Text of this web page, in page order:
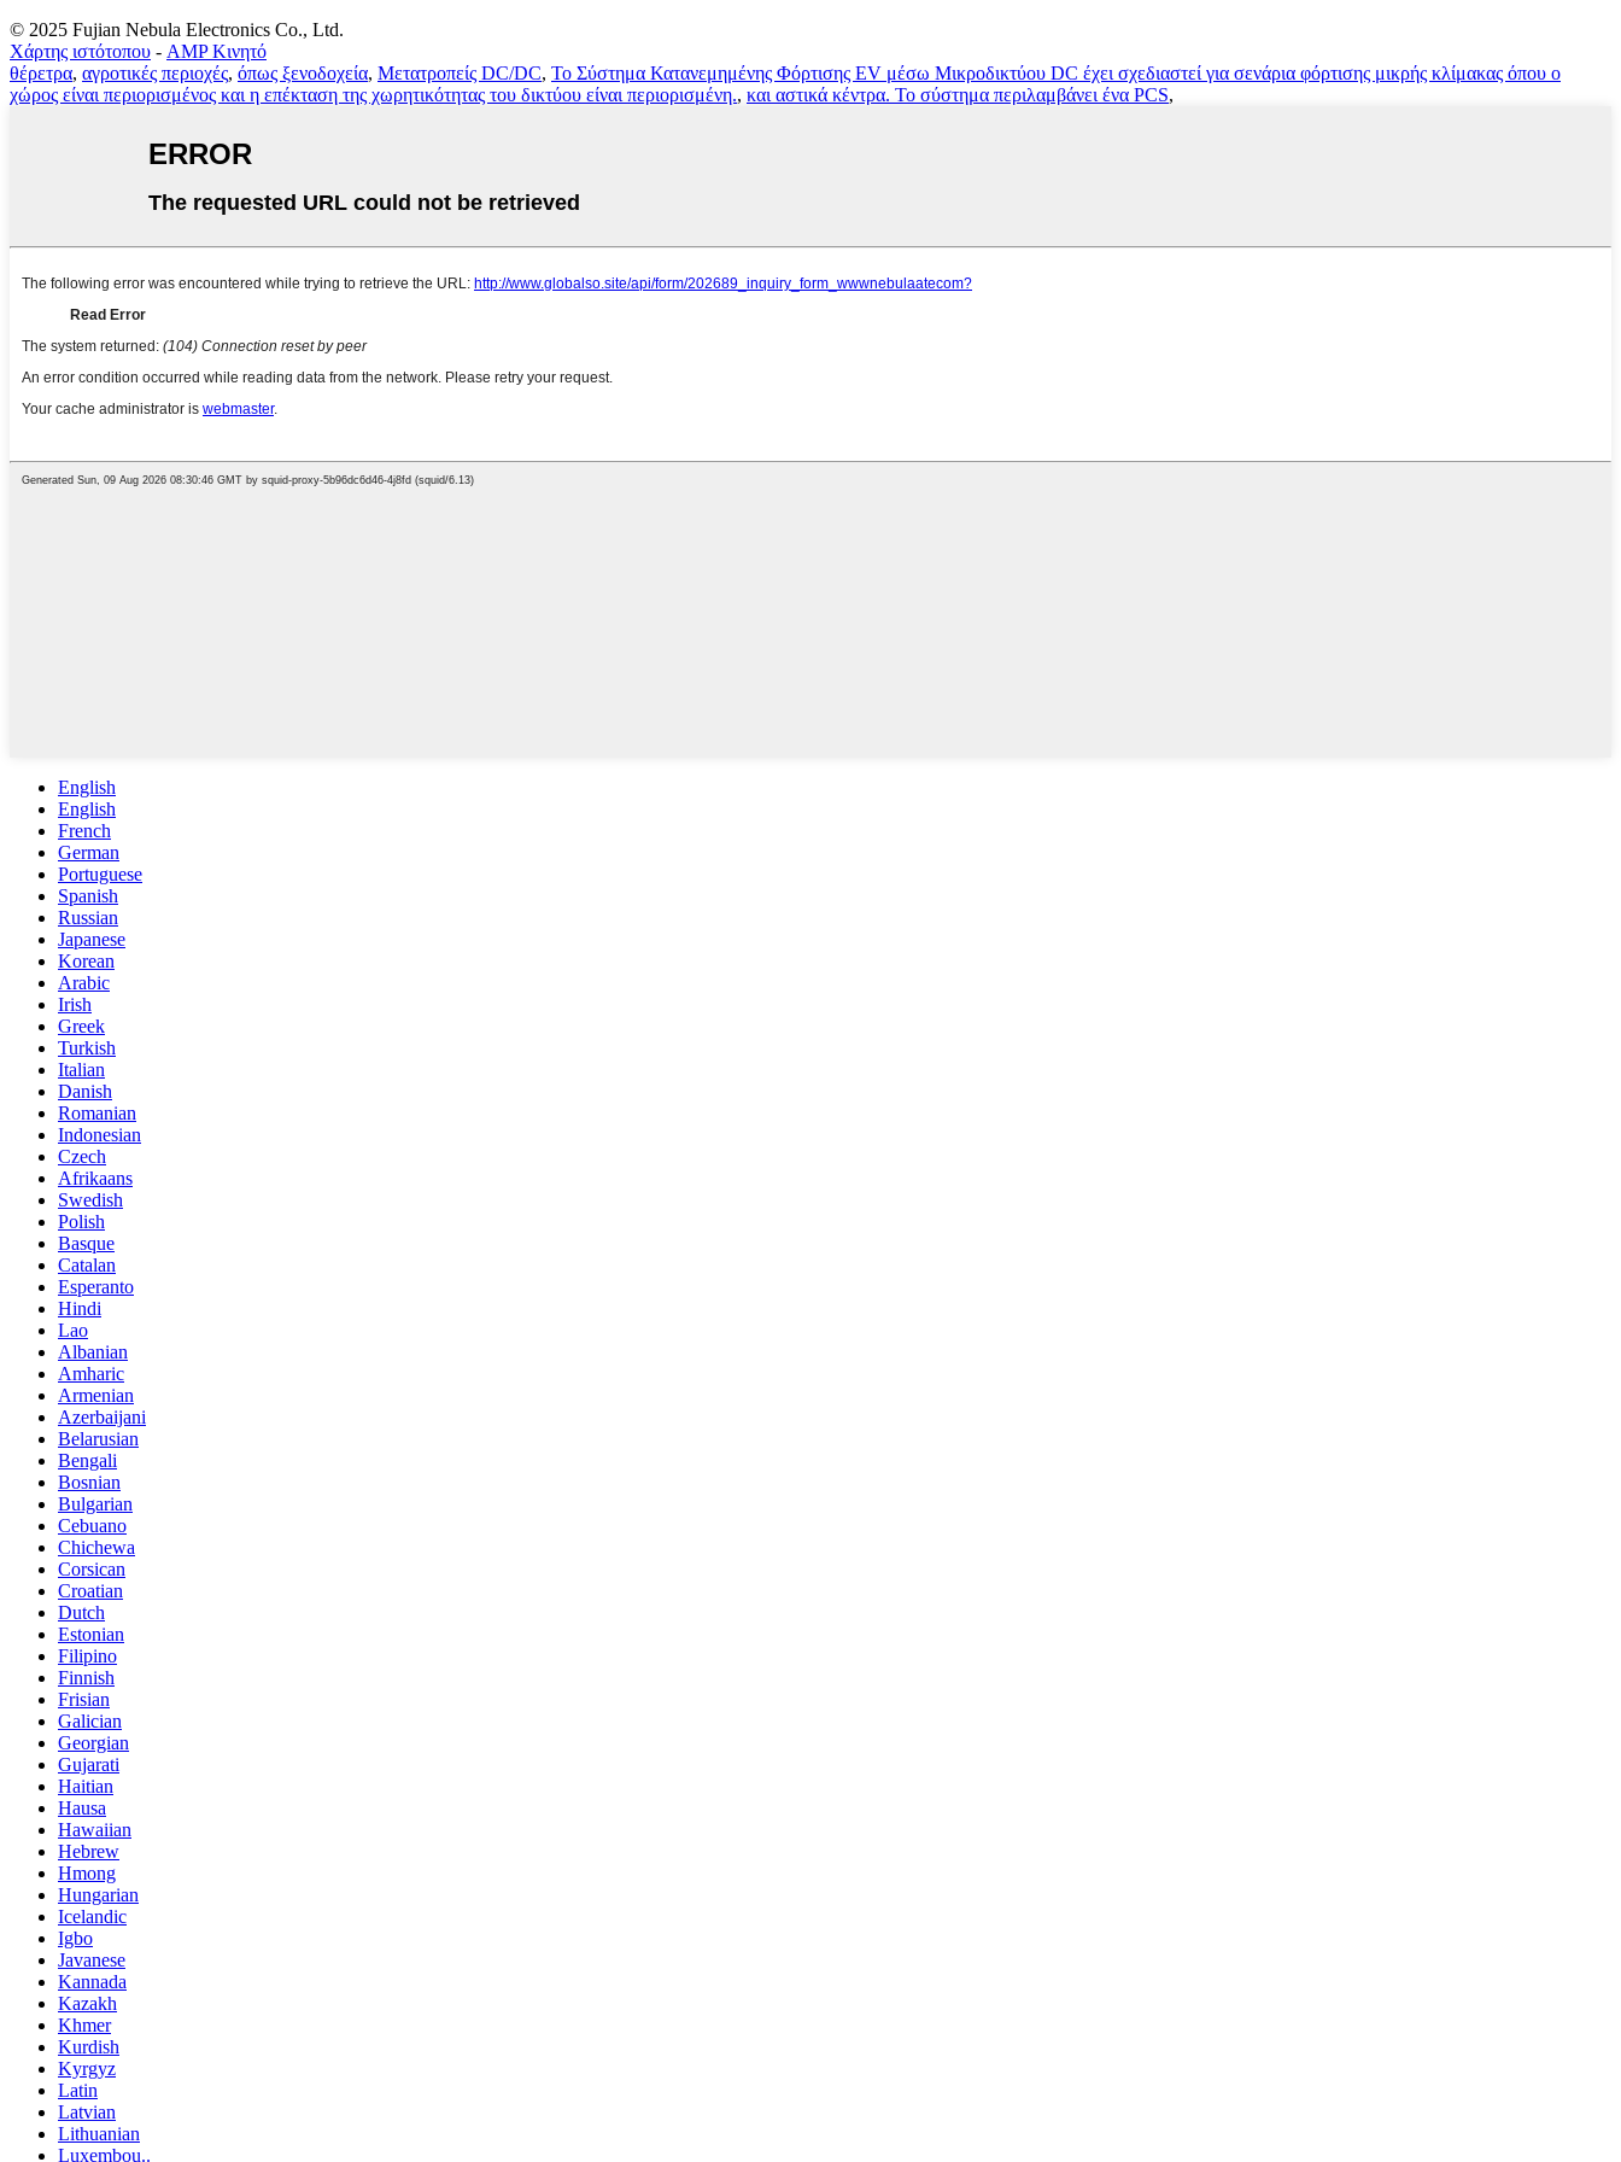
© 2025 Fujian Nebula Electronics Co., Ltd.
Χάρτης ιστότοπου - AMP Κινητό
θέρετρα, αγροτικές περιοχές, όπως ξενοδοχεία, Μετατροπείς DC/DC, Το Σύστημα Κατανεμημένης Φόρτισης EV μέσω Μικροδικτύου DC έχει σχεδιαστεί για σενάρια φόρτισης μικρής κλίμακας όπου ο
χώρος είναι περιορισμένος και η επέκταση της χωρητικότητας του δικτύου είναι περιορισμένη., και αστικά κέντρα. Το σύστημα περιλαμβάνει ένα PCS,
English
English
French
German
Portuguese
Spanish
Russian
Japanese
Korean
Arabic
Irish
Greek
Turkish
Italian
Danish
Romanian
Indonesian
Czech
Afrikaans
Swedish
Polish
Basque
Catalan
Esperanto
Hindi
Lao
Albanian
Amharic
Armenian
Azerbaijani
Belarusian
Bengali
Bosnian
Bulgarian
Cebuano
Chichewa
Corsican
Croatian
Dutch
Estonian
Filipino
Finnish
Frisian
Galician
Georgian
Gujarati
Haitian
Hausa
Hawaiian
Hebrew
Hmong
Hungarian
Icelandic
Igbo
Javanese
Kannada
Kazakh
Khmer
Kurdish
Kyrgyz
Latin
Latvian
Lithuanian
Luxembou..